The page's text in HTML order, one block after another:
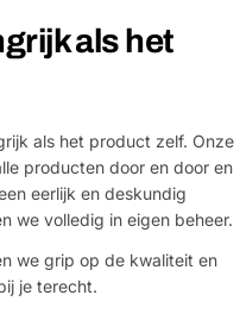
als het
als het product zelf. Onze
producten door en door en
eerlijk en deskundig
we volledig in eigen beheer.
we grip op de kwaliteit en
je terecht.